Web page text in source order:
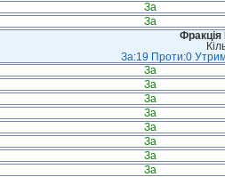
За
За
За:19 Проти:0
За
За
За
За
За
За
За
За